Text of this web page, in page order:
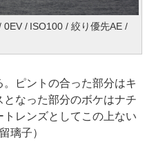
/ ISO100 / 絞り優先AE /
ピントの合った部分はキ
なった部分のボケはナチ
トレンズとしてこの上ない
璃子）